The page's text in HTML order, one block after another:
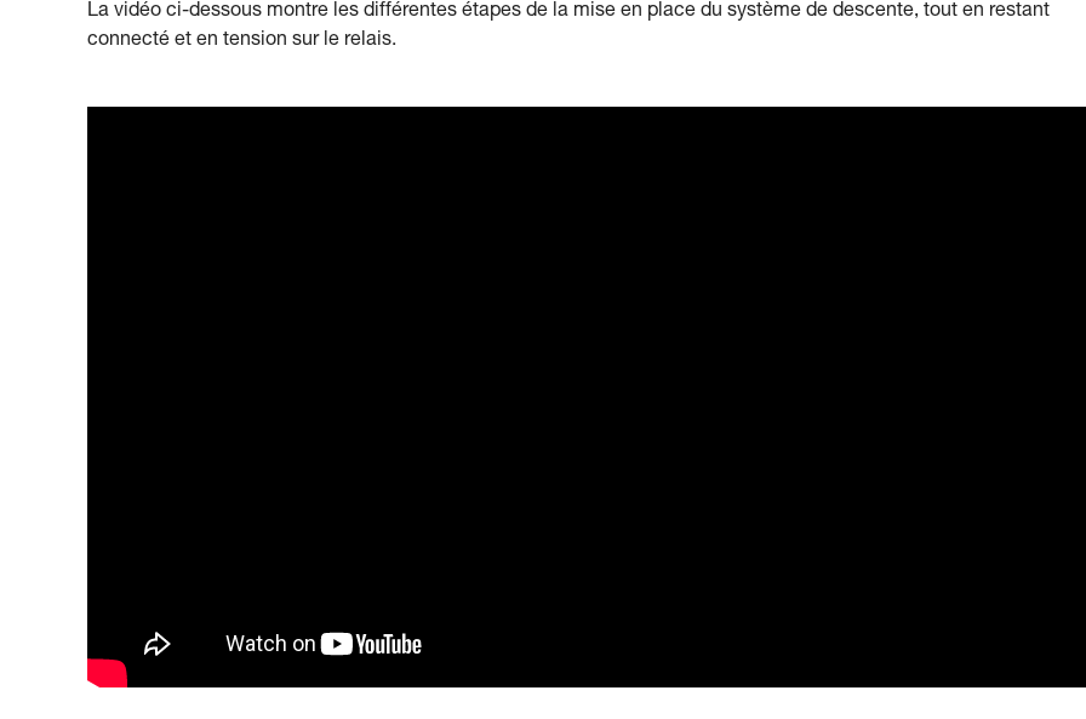
La vidéo ci-dessous montre les différentes étapes de la mise en place du système de descente, tout en restant
connecté et en tension sur le relais.